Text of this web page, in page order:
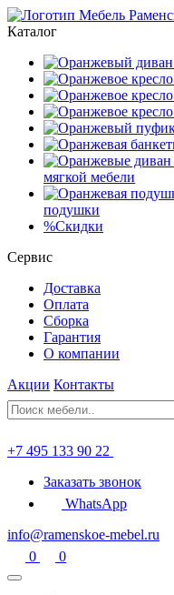
Каталог
мягкой мебели
подушки
%Скидки
Сервис
Доставка
Оплата
Сборка
Гарантия
О компании
Акции Контакты
+7 495 133 90 22
Заказать звонок
WhatsApp
info@ramenskoe-mebel.ru
0
0